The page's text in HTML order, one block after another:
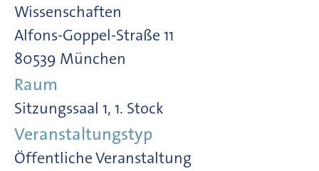
Wissenschaften
Alfons-Goppel-Straße 11
80539 München
Raum
Sitzungssaal 1, 1. Stock
Veranstaltungstyp
Öffentliche Veranstaltung